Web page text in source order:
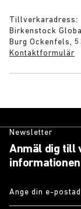
Tillverkaradress:
Birkenstock
Burg Ockenfels,
Kontaktformulär
Newsletter
Anmäl dig till
Ange din e-